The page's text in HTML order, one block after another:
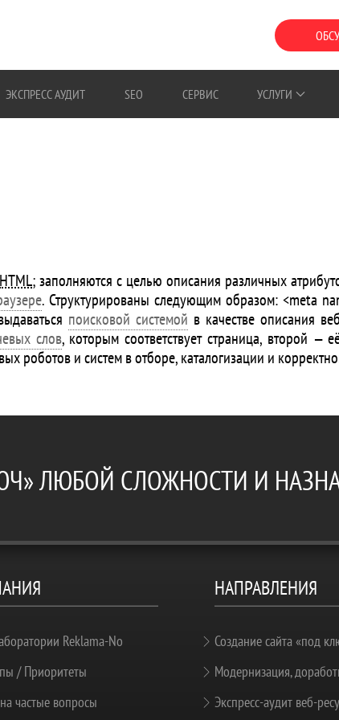
ЭКСПРЕСС АУДИТ SEO СЕРВИС УСЛУГИ
HTML; заполняются с целью описания различных
. Структурированы следующим образом: <meta
поисковой системой в качестве описания
слов, которым соответствует страница, второй —
роботов и систем в отборе, каталогизации и
ЛЮБОЙ СЛОЖНОСТИ И
Reklama-No
/ Приоритеты
частые вопросы
НАПРАВЛЕНИЯ
Создание сайта «под
Модернизация,
Экспресс-аудит веб-